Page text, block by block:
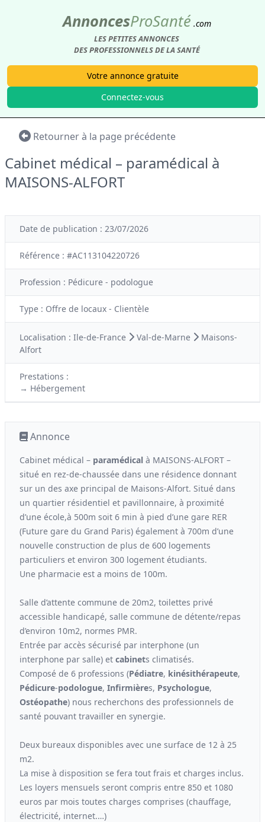
AnnoncesProSanté .com
LES PETITES ANNONCES
DES PROFESSIONNELS DE LA SANTÉ
Votre annonce gratuite
Connectez-vous
Retourner à la page précédente
Cabinet médical – paramédical à
MAISONS-ALFORT
Date de publication : 23/07/2026
Référence : #AC113104220726
Profession : Pédicure - podologue
Type : Offre de locaux - Clientèle
Localisation : Ile-de-France Val-de-Marne
Maisons-
Alfort
Prestations :
→ Hébergement
Annonce
Cabinet médical – paramédical à MAISONS-ALFORT –
situé en rez-de-chaussée dans une résidence donnant
sur un des axe principal de Maisons-Alfort. Situé dans
un quartier résidentiel et pavillonnaire, à proximité
d’une école,à 500m soit 6 min à pied d’une gare RER
(Future gare du Grand Paris) également à 700m d’une
nouvelle construction de plus de 600 logements
particuliers et environ 300 logement étudiants.
Une pharmacie est a moins de 100m.
Salle d’attente commune de 20m2, toilettes privé
accessible handicapé, salle commune de détente/repas
d’environ 10m2, normes PMR.
Entrée par accès sécurisé par interphone (un
interphone par salle) et cabinets climatisés.
Composé de 6 professions (Pédiatre, kinésithérapeute,
Pédicure-podologue, Infirmières, Psychologue,
Ostéopathe) nous recherchons des professionnels de
santé pouvant travailler en synergie.
Deux bureaux disponibles avec une surface de 12 à 25
m2.
La mise à disposition se fera tout frais et charges inclus.
Les loyers mensuels seront compris entre 850 et 1080
euros par mois toutes charges comprises (chauffage,
électricité, internet.…)